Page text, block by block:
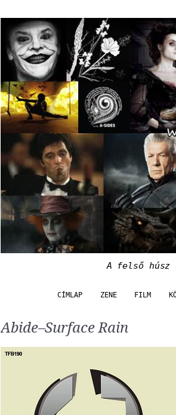
A felső húsz
CÍMLAP ZENE FILM
Abide–Surface Rain